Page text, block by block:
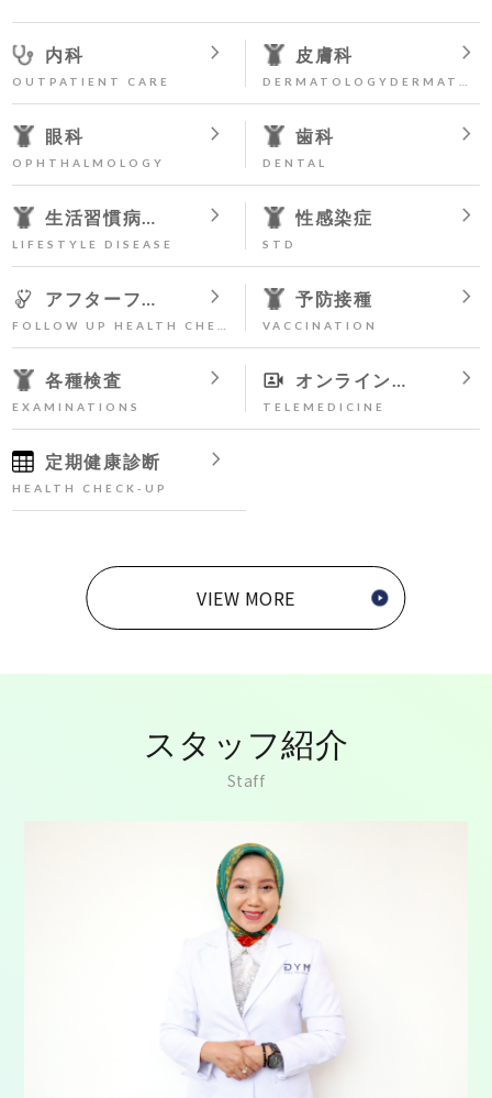
内科 chevron_right
OUTPATIENT CARE
皮膚科 chevron_right
眼科 chevron_right
OPHTHALMOLOGY
歯科 chevron_right
DENTAL
生活習慣病外来 chevron_right
LIFESTYLE DISEASE
性感染症 chevron_right
STD
アフターフォロー外来 chevron_right 予防接種 chevron_right
VACCINATION
各種検査 chevron_right
EXAMINATIONS
オンライン診療 chevron_right
TELEMEDICINE
定期健康診断 chevron_right
HEALTH CHECK-UP
VIEW MORE
スタッフ紹介
Staff